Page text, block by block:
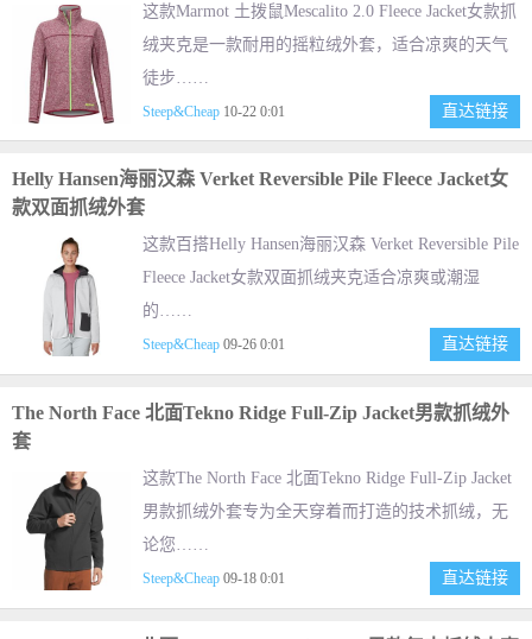
这款Marmot 土拨鼠Mescalito 2.0 Fleece Jacket女款抓
绒夹克是一款耐用的摇粒绒外套，适合凉爽的天气
徒步……
Steep&Cheap 10-22 0:01 直达链接
Helly Hansen海丽汉森 Verket Reversible Pile Fleece Jacket女
款双面抓绒外套
这款百搭Helly Hansen海丽汉森 Verket Reversible Pile
Fleece Jacket女款双面抓绒夹克适合凉爽或潮湿
的……
Steep&Cheap 09-26 0:01 直达链接
The North Face 北面Tekno Ridge Full-Zip Jacket男款抓绒外
套
这款The North Face 北面Tekno Ridge Full-Zip Jacket
男款抓绒外套专为全天穿着而打造的技术抓绒，无
论您……
Steep&Cheap 09-18 0:01 直达链接